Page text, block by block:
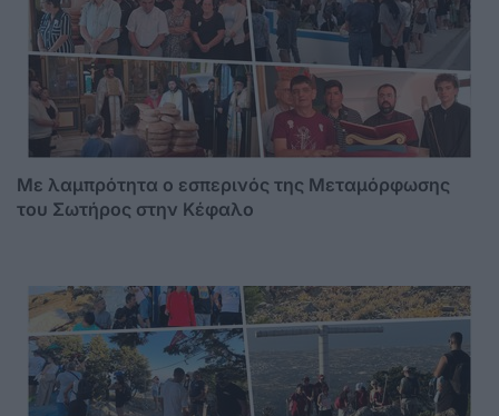
Με λαμπρότητα ο εσπερινός της Μεταμόρφωσης
του Σωτήρος στην Κέφαλο